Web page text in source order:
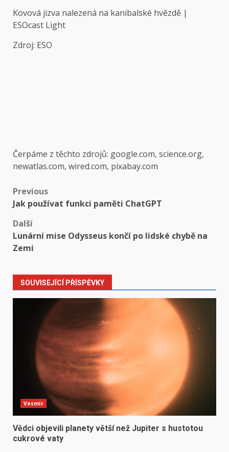
Kovová jizva nalezená na kanibalské hvězdě |
ESOcast Light
Zdroj: ESO
Čerpáme z těchto zdrojů: google.com, science.org,
newatlas.com, wired.com, pixabay.com
Post
navigation
Previous
Jak používat funkci paměti ChatGPT
Další
Lunární mise Odysseus končí po lidské chybě na
Zemi
SOUVISEJÍCÍ PŘÍSPĚVKY
Vesmír
Vědci objevili planety větší než Jupiter s hustotou
cukrové vaty